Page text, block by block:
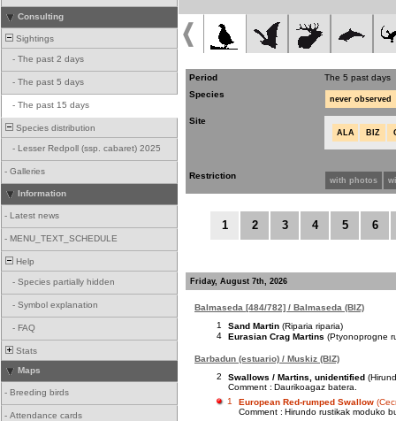
Consulting
Sightings
- The past 2 days
- The past 5 days
- The past 15 days
Species distribution
- Lesser Redpoll (ssp. cabaret) 2025
- Galleries
Information
- Latest news
- MENU_TEXT_SCHEDULE
Help
- Species partially hidden
- Symbol explanation
- FAQ
Stats
Maps
- Breeding birds
- Attendance cards
Period
The 5 past days
Species
never observed
Site
ALA BIZ
Restriction with photos
1 2 3 4 5 6
Friday, August 7th, 2026
Balmaseda [484/782] / Balmaseda (BIZ)
1
Sand Martin (Riparia riparia)
4
Eurasian Crag Martins (Ptyonoprogne
Barbadun (estuario) / Muskiz (BIZ)
2
Swallows / Martins, unidentified
Comment : Daurikoagaz batera.
1
European Red-rumped Swallow
Comment : Hirundo rustikak moduko